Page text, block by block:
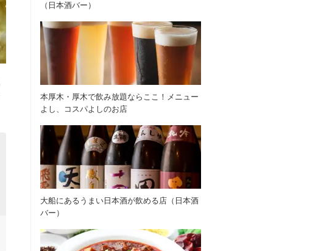
（日本酒バー）
本厚木・厚木で飲み放題ならここ！メニュー
よし、コスパよしのお店
大船にあるうまい日本酒が飲める店（日本酒
バー）